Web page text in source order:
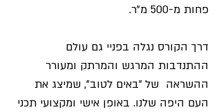
פחות מ-500 מ"ר.
דרך הקורס נגלה בפניי גם עולם
ההתנדבות המרגש והמרתק ומעורר
ההשראה  של "באים לטוב", שמיצג את
העם היפה שלנו. באופן אישי ומקצועי תכני